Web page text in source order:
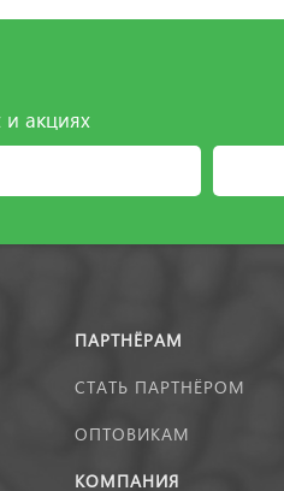
акциях
ПАРТНЁРАМ
СТАТЬ ПАРТНЁРОМ
ОПТОВИКАМ
КОМПАНИЯ